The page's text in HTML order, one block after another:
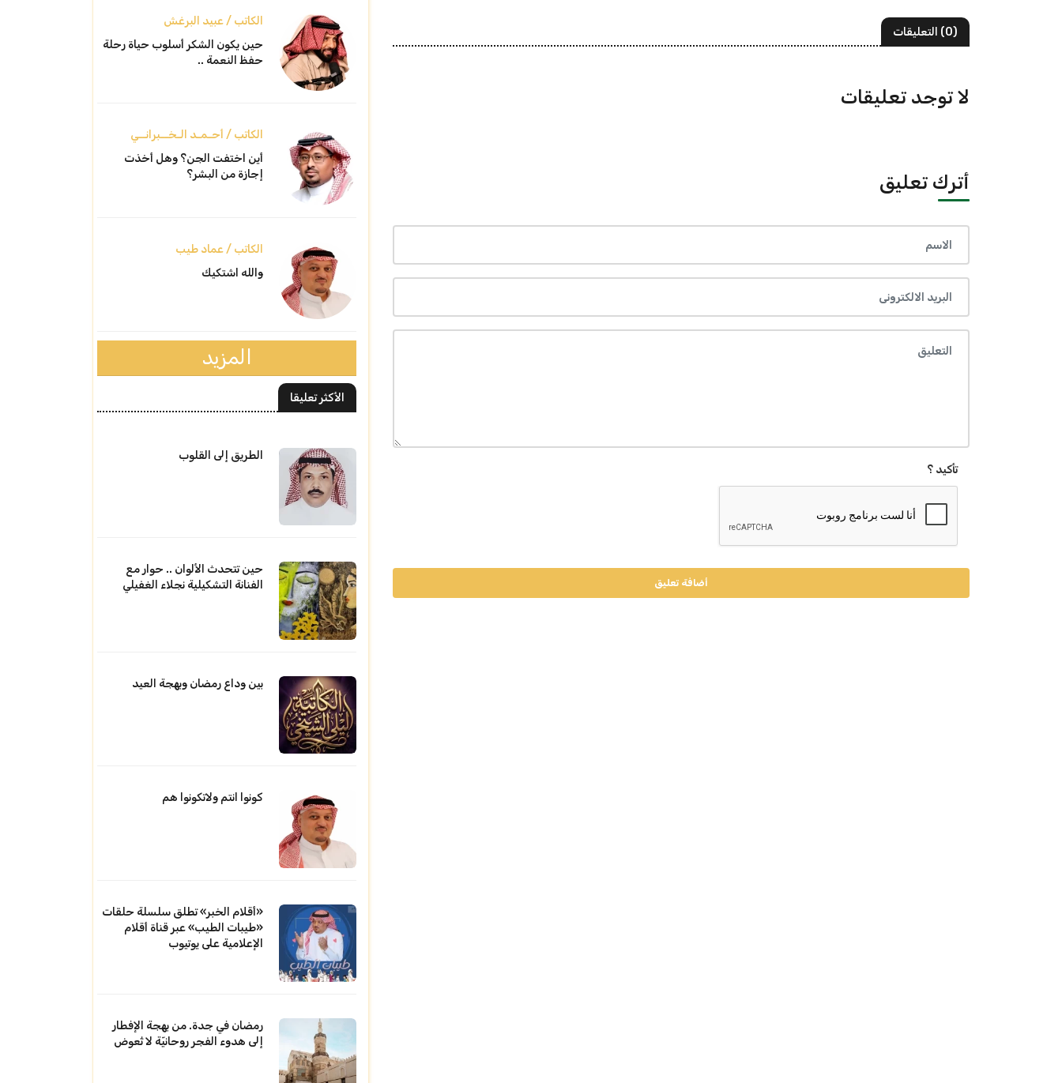
(0) التعليقات
لا توجد تعليقات
أترك تعليق
تأكيد ؟
أضافة تعليق
الكاتب / عبيد البرغش
حين يكون الشكر أسلوب حياة رحلة
حفظ النعمة ..
الكاتب / أحـمـد الـخــبرانــي
أين اختفت الجن؟ وهل أخذت
إجازة من البشر؟
الكاتب / عماد طيب
والله اشتكيك
المزيد
الأكثر تعليقا
الطريق إلى القلوب
حين تتحدث الألوان .. حوار مع
الفنانة التشكيلية نجلاء الغفيلي
بين وداع رمضان وبهجة العيد
كونوا انتم ولاتكونوا هم
«أقلام الخبر» تطلق سلسلة حلقات
«طيبات الطيب» عبر قناة أقلام
الإعلامية على يوتيوب
رمضان في جدة. من بهجة الإفطار
إلى هدوء الفجر روحانيّة لا تُعوض